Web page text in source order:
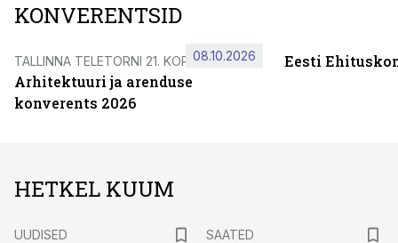
KONVERENTSID
TALLINNA TELETORNI 21. KORRUSEL
Arhitektuuri ja arenduse
konverents 2026
08.10.2026 Eesti
HETKEL KUUM
UUDISED
SAATED